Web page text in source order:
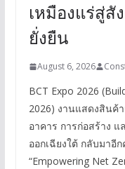
เหมืองแร่สู่สั
ยั่งยืน
August 6, 2026
BCT Expo 2026
2026) งานแสดงสินค้
อาคาร การก่อสร้าง
ออกเฉียงใต้ กลับมาอี
“Empowering Net